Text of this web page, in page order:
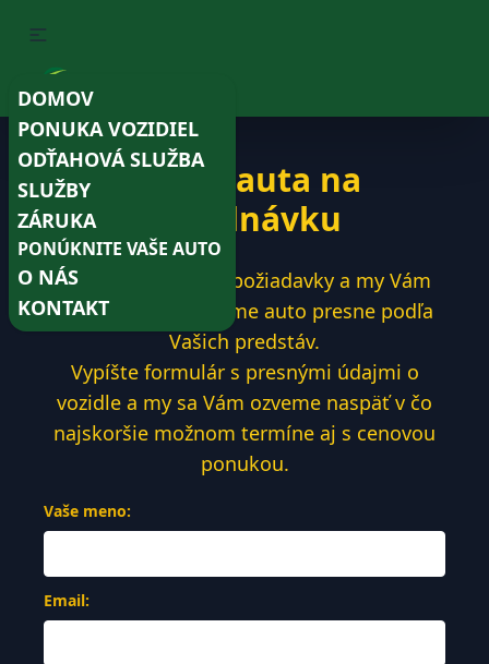
DOMOV
PONUKA VOZIDIEL
ODŤAHOVÁ SLUŽBA
SLUŽBY
ZÁRUKA
PONÚKNITE VAŠE AUTO
O NÁS
KONTAKT
Dovoz auta na
objednávku
Napíšte nám naše požiadavky a my Vám
nájdeme a dovezieme auto presne podľa
Vašich predstáv.
Vypíšte formulár s presnými údajmi o
vozidle a my sa Vám ozveme naspäť v čo
najskoršie možnom termíne aj s cenovou
ponukou.
Vaše meno:
Email: